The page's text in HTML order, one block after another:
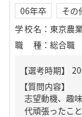
06年卒 その
学校名 ： 東京農
職種 ： 総合職
【質問内容】
志望動機、趣
代頑張ったこと